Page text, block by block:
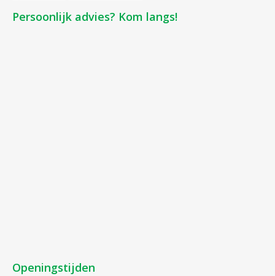
Persoonlijk advies? Kom langs!
Openingstijden